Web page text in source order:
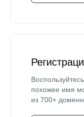
похожее имя
из 700+